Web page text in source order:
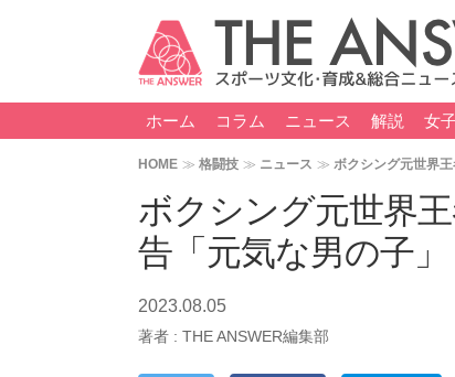
ホーム コラム ニュース 解説 女
HOME 格闘技 ニュース ボクシング元世界
ボクシング元世界
告「元気な男の子
2023.08.05
著者 : THE ANSWER編集部